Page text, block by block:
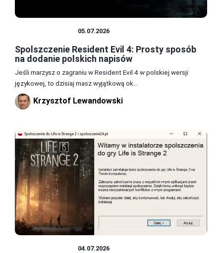
05.07.2026
Spolszczenie Resident Evil 4: Prosty sposób
na dodanie polskich napisów
Jeśli marzysz o zagraniu w Resident Evil 4 w polskiej wersji
językowej, to dzisiaj masz wyjątkową ok...
Krzysztof Lewandowski
04.07.2026